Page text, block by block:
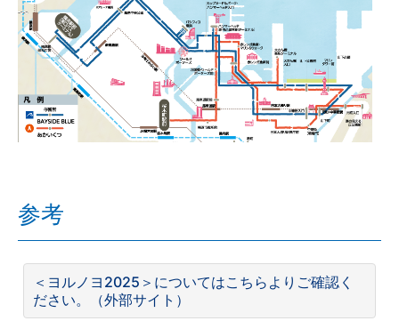
参考
＜ヨルノヨ2025＞についてはこちらよりご確認く
ださい。（外部サイト）